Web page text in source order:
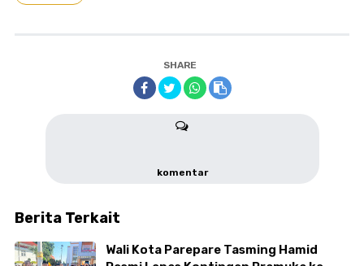
SHARE
komentar
Berita Terkait
Wali Kota Parepare Tasming Hamid